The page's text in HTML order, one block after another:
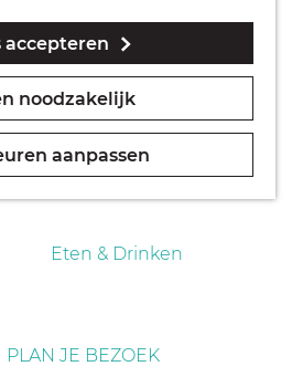
accepteren
noodzakelijk
aanpassen
Geocachen
Naar het museum
Eten & Drinken
PLAN JE BEZOEK